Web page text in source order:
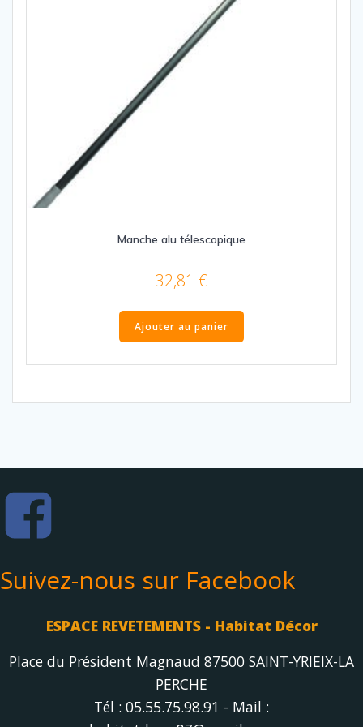
Manche alu télescopique
32,81 €
Ajouter au panier
Suivez-nous sur Facebook
ESPACE REVETEMENTS - Habitat Décor
Place du Président Magnaud 87500 SAINT-YRIEIX-LA
PERCHE
Tél : 05.55.75.98.91 - Mail :